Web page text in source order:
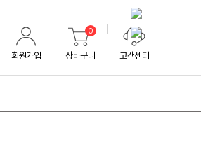
회원가입
0
장바구니 고객센터